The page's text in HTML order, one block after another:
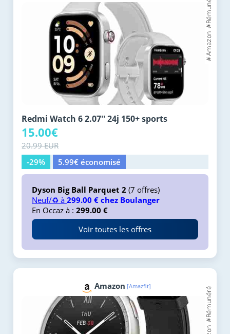
Redmi Watch 6 2.07'' 24j 150+ sports
15.00€
20.99 EUR
-29%
5.99€ économisé
Dyson Big Ball Parquet 2 (7 offres)
Neuf/♻️ à 299.00 € chez Boulanger
En Occaz à : 299.00 €
Voir toutes les offres
Amazon [Amazfit]